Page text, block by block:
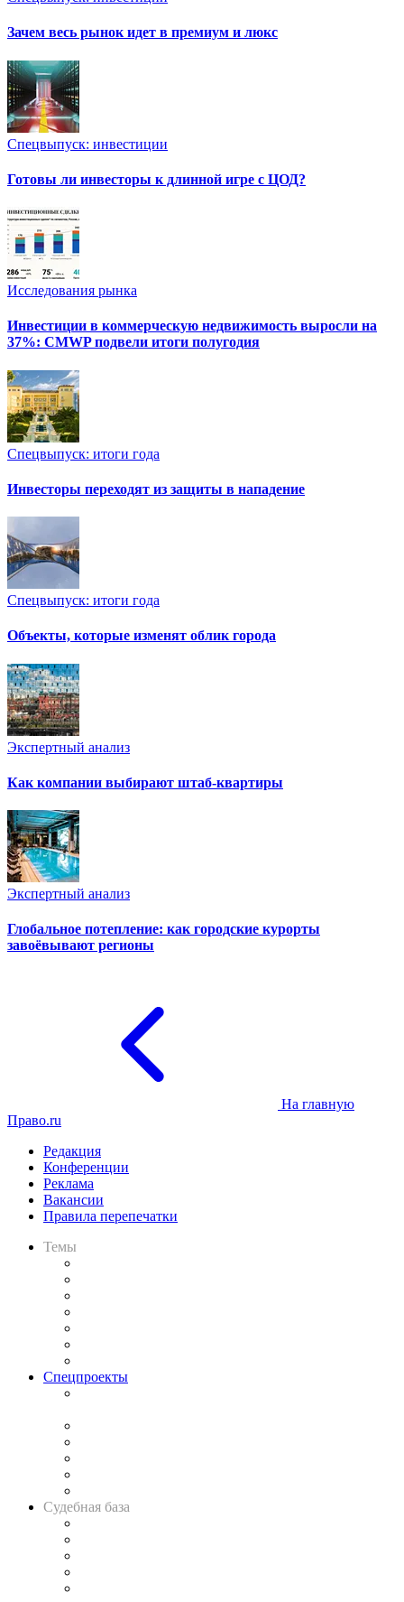
Зачем весь рынок идет в премиум и люкс
Спецвыпуск: инвестиции
Готовы ли инвесторы к длинной игре с ЦОД?
Исследования рынка
Инвестиции в коммерческую недвижимость выросли на
37%: CMWP подвели итоги полугодия
Спецвыпуск: итоги года
Инвесторы переходят из защиты в нападение
Спецвыпуск: итоги года
Объекты, которые изменят облик города
Экспертный анализ
Как компании выбирают штаб-квартиры
Экспертный анализ
Глобальное потепление: как городские курорты
завоёвывают регионы
На главную
Право.ru
Редакция
Конференции
Реклама
Вакансии
Правила перепечатки
Темы
Спецпроекты
Судебная база